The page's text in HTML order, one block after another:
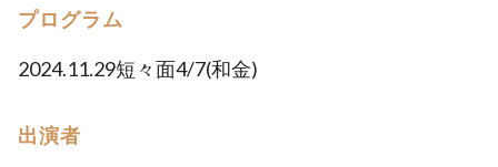
プログラム
2024.11.29短々面4/7(和金)
出演者